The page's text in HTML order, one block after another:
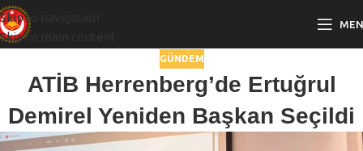
Skip to navigation
Skip to main content
GÜNDEM
ATİB Herrenberg’de Ertuğrul
Demirel Yeniden Başkan Seçildi